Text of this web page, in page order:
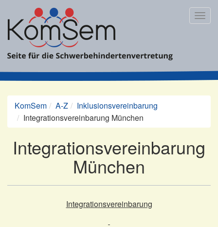
Inhalt
springen
KomSem A-Z
Inklusionsvereinbarung
Integrationsvereinbarung München
Integrationsvereinbarung
München
Integrationsvereinbarung